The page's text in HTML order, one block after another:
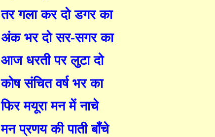
तर गला कर दो डगर का
अंक भर दो सर-सगर का
आज धरती पर लुटा दो
कोष संचित वर्ष भर का
फिर मयूरा मन में नाचे
मन प्रणय की पाती बाँचे